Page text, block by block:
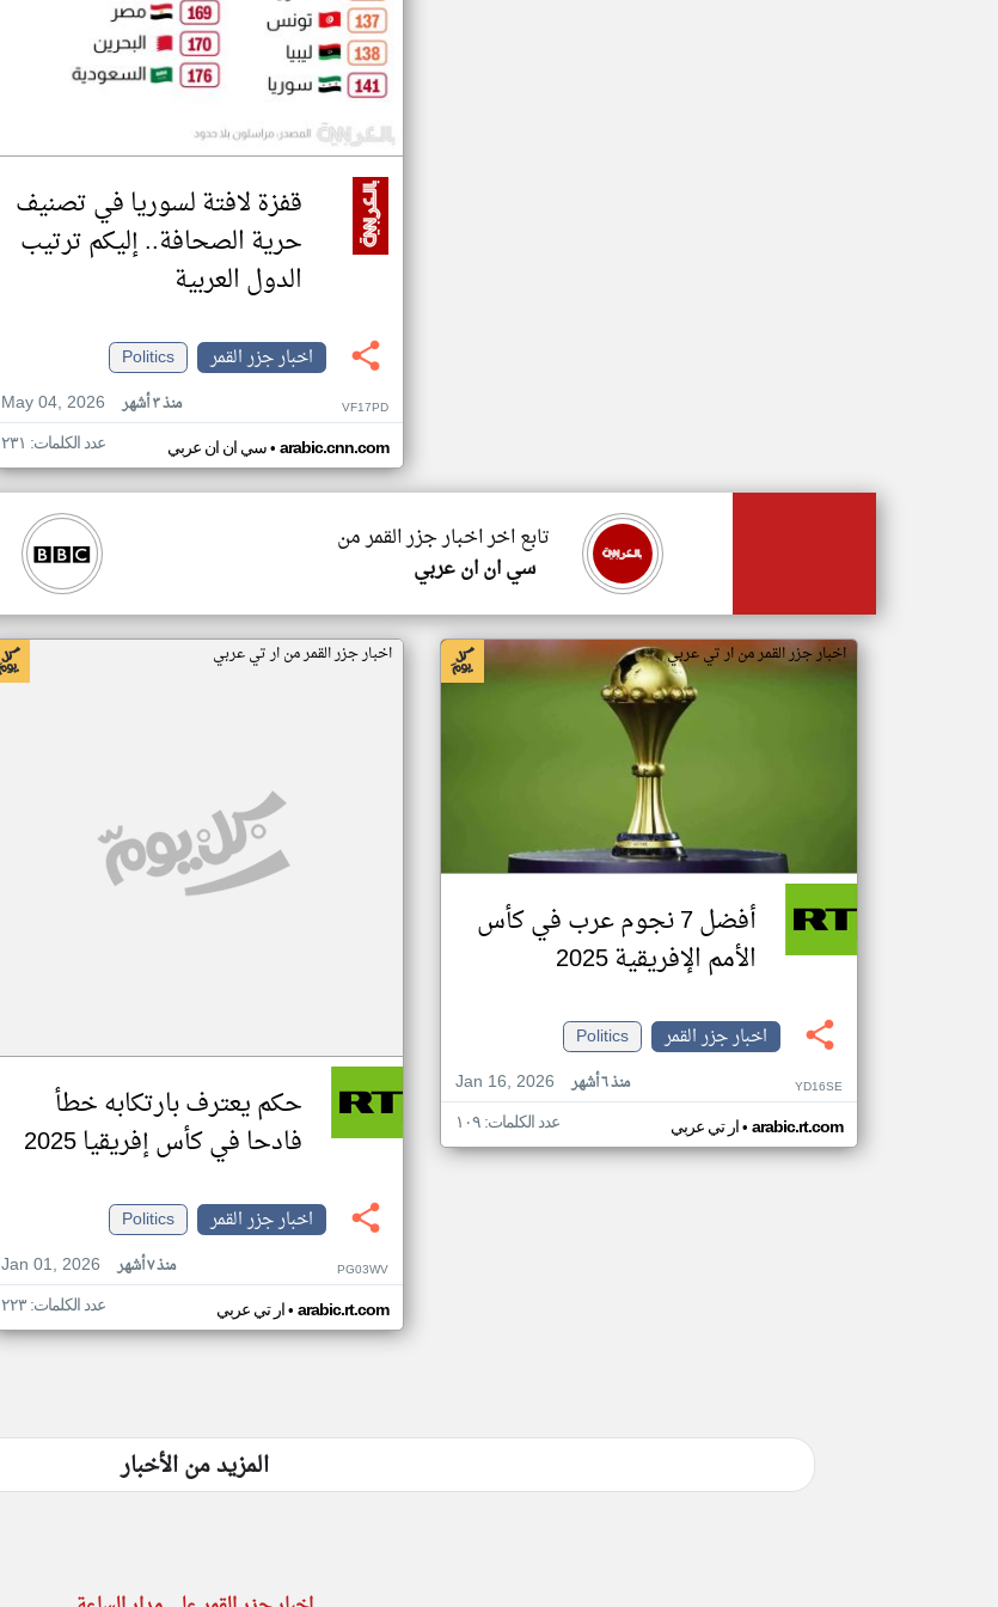
قفزة لافتة لسوريا في تصنيف
حرية الصحافة.. إليكم ترتيب
الدول العربية
اخبار جزر القمر
Politics
May 04, 2026
منذ ٣ أشهر VF17PD
سي ان ان عربي• arabic.cnn.com عدد الكلمات: ٢٣١
تابع اخر اخبار جزر القمر من
سي ان ان عربي
اخبار جزر القمر من ار تي عربي
أفضل 7 نجوم عرب في كأس
الأمم الإفريقية 2025
اخبار جزر القمر
Politics
Jan 16, 2026
منذ ٦ أشهر YD16SE
ار تي عربي• arabic.rt.com عدد الكلمات: ١٠٩
اخبار جزر القمر من ار تي عربي
حكم يعترف بارتكابه خطأ
فادحا في كأس إفريقيا 2025
اخبار جزر القمر
Politics
Jan 01, 2026
منذ ٧ أشهر PG03WV
ار تي عربي• arabic.rt.com عدد الكلمات: ٢٢٣
المزيد من الأخبار